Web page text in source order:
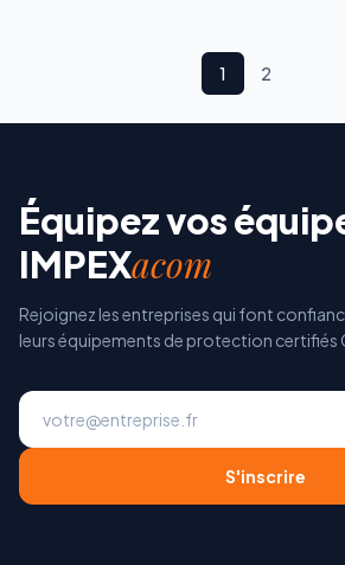
1 2
Équipez vos
IMPEXacom
Rejoignez les entreprises qui font
leurs équipements de protection certifiés
S'inscrire